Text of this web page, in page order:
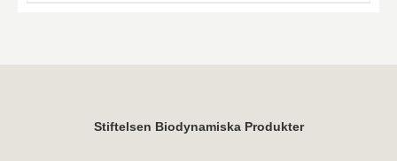
Stiftelsen Biodynamiska Produkter